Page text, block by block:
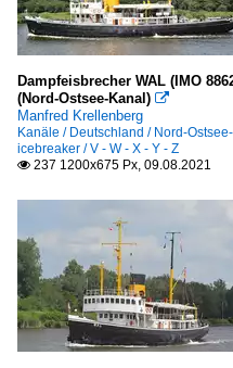
Dampfeisbrecher WAL (IMO
(Nord-Ostsee-Kanal) 
Manfred Krellenberg
Kanäle / Deutschland / Nord-
icebreaker / V - W - X - Y - Z
 237 1200x675 Px, 09.08.2021